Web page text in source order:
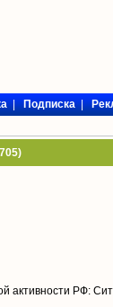
|Подписка|
активности РФ: